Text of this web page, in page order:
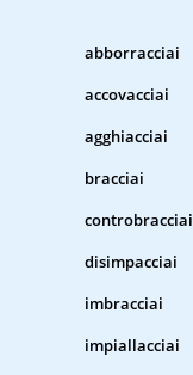
abborracciai
accovacciai
agghiacciai
bracciai
controbracciai
disimpacciai
imbracciai
impiallacciai